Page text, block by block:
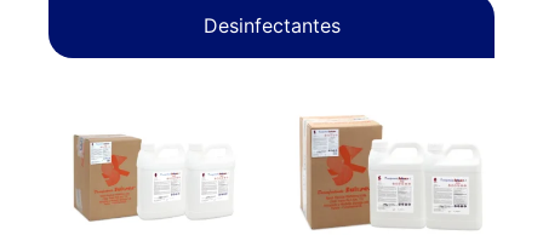
Desinfectantes